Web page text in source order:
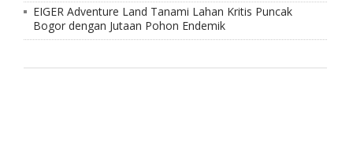
EIGER Adventure Land Tanami Lahan Kritis Puncak
Bogor dengan Jutaan Pohon Endemik